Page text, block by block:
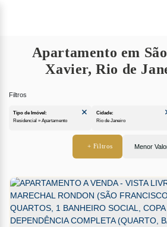
Apartamento em
Xavier, Rio de
Residencial » Apartamento
Rio de Janeiro